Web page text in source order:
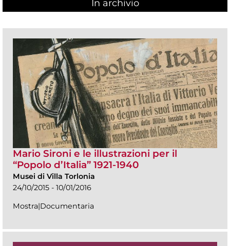
In archivio
Mario Sironi e le illustrazioni per il
“Popolo d’Italia” 1921-1940
Musei di Villa Torlonia
24/10/2015 - 10/01/2016
Mostra|Documentaria